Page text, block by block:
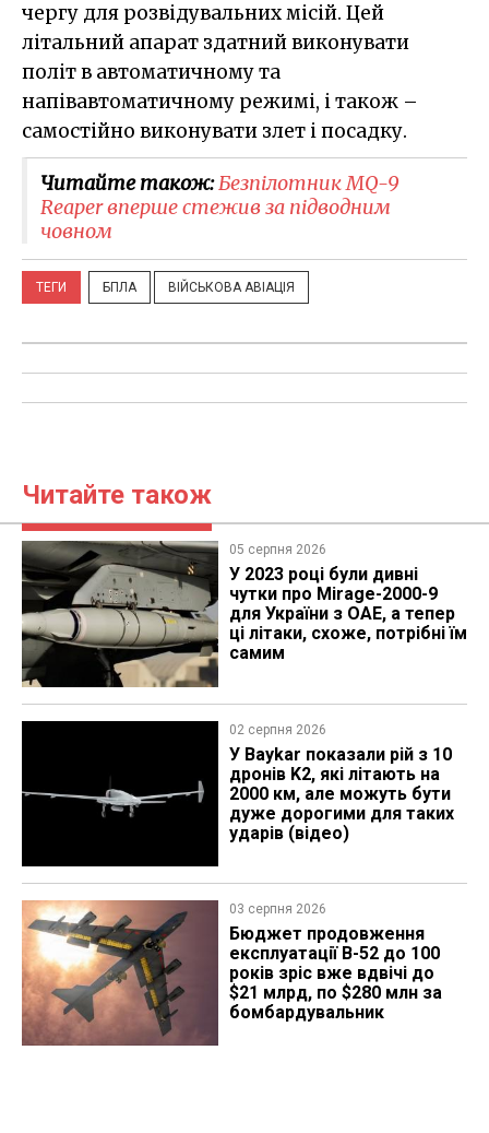
чергу для розвідувальних місій. Цей
літальний апарат здатний виконувати
політ в автоматичному та
напівавтоматичному режимі, і також –
самостійно виконувати злет і посадку.
Читайте також:Безпілотник MQ-9
Reaper вперше стежив за підводним
човном
ТЕГИ БПЛА ВІЙСЬКОВА АВІАЦІЯ
Читайте також
05 серпня 2026
У 2023 році були дивні
чутки про Mirage-2000-9
для України з ОАЕ, а тепер
ці літаки, схоже, потрібні їм
самим
02 серпня 2026
У Baykar показали рій з 10
дронів K2, які літають на
2000 км, але можуть бути
дуже дорогими для таких
ударів (відео)
03 серпня 2026
Бюджет продовження
експлуатації B-52 до 100
років зріс вже вдвічі до
$21 млрд, по $280 млн за
бомбардувальник